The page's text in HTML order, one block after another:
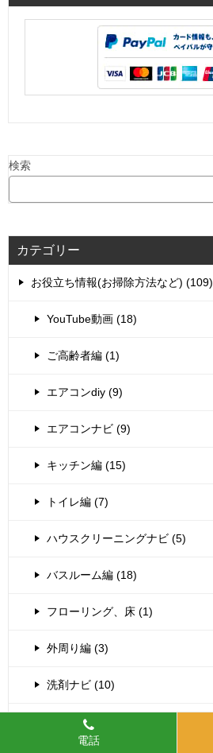
検索
カテゴリー
お役立ち情報(お掃除方法など) (109)
YouTube動画 (18)
ご高齢者編 (1)
エアコンdiy (9)
エアコンナビ (9)
キッチン編 (15)
トイレ編 (7)
ハウスクリーニングナビ (5)
バスルーム編 (18)
フローリング、床 (1)
外周り編 (3)
洗剤ナビ (10)
洗濯物編 (4)
電話